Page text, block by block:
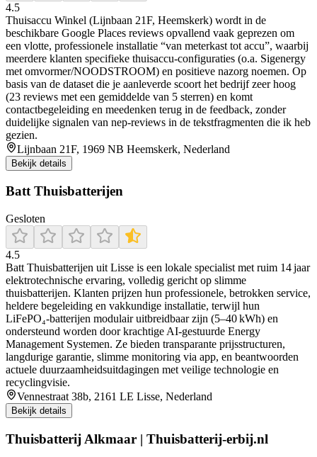
4.5
Thuisaccu Winkel (Lijnbaan 21F, Heemskerk) wordt in de
beschikbare Google Places reviews opvallend vaak geprezen om
een vlotte, professionele installatie “van meterkast tot accu”, waarbij
meerdere klanten specifieke thuisaccu-configuraties (o.a. Sigenergy
met omvormer/NOODSTROOM) en positieve nazorg noemen. Op
basis van de dataset die je aanleverde scoort het bedrijf zeer hoog
(23 reviews met een gemiddelde van 5 sterren) en komt
contactbegeleiding en meedenken terug in de feedback, zonder
duidelijke signalen van nep-reviews in de tekstfragmenten die ik heb
gezien.
Lijnbaan 21F, 1969 NB Heemskerk, Nederland
Bekijk details
Batt Thuisbatterijen
Gesloten
4.5
Batt Thuisbatterijen uit Lisse is een lokale specialist met ruim 14 jaar
elektrotechnische ervaring, volledig gericht op slimme
thuisbatterijen. Klanten prijzen hun professionele, betrokken service,
heldere begeleiding en vakkundige installatie, terwijl hun
LiFePO₄‑batterijen modulair uitbreidbaar zijn (5–40 kWh) en
ondersteund worden door krachtige AI‑gestuurde Energy
Management Systemen. Ze bieden transparante prijsstructuren,
langdurige garantie, slimme monitoring via app, en beantwoorden
actuele duurzaamheidsuitdagingen met veilige technologie en
recyclingvisie.
Vennestraat 38b, 2161 LE Lisse, Nederland
Bekijk details
Thuisbatterij Alkmaar | Thuisbatterij-erbij.nl